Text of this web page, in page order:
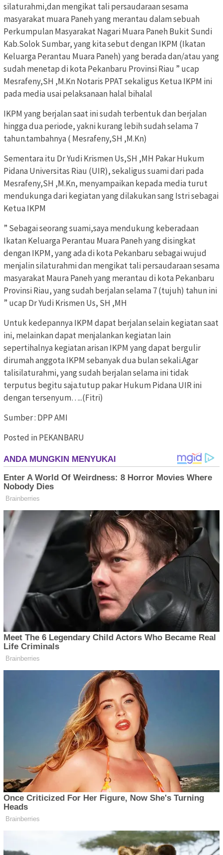
silaturahmi,dan mengikat tali persaudaraan sesama
masyarakat muara Paneh yang merantau dalam sebuah
Perkumpulan Masyarakat Nagari Muara Paneh Bukit Sundi
Kab.Solok Sumbar, yang kita sebut dengan IKPM (Ikatan
Keluarga Perantau Muara Paneh) yang berada dan/atau yang
sudah menetap di kota Pekanbaru Provinsi Riau ” ucap
Mesrafeny,SH ,M.Kn Notaris PPAT sekaligus Ketua IKPM ini
pada media usai pelaksanaan halal bihalal
IKPM yang berjalan saat ini sudah terbentuk dan berjalan
hingga dua periode, yakni kurang lebih sudah selama 7
tahun.tambahnya ( Mesrafeny,SH ,M.Kn)
Sementara itu Dr Yudi Krismen Us,SH ,MH Pakar Hukum
Pidana Universitas Riau (UIR), sekaligus suami dari pada
Mesrafeny,SH ,M.Kn, menyampaikan kepada media turut
mendukunga dari kegiatan yang dilakukan sang Istri sebagai
Ketua IKPM
” Sebagai seorang suami,saya mendukung keberadaan
Ikatan Keluarga Perantau Muara Paneh yang disingkat
dengan IKPM, yang ada di kota Pekanbaru sebagai wujud
menjalin silaturahmi dan mengikat tali persaudaraan sesama
masyarakat Maura Paneh yang merantau di kota Pekanbaru
Provinsi Riau, yang sudah berjalan selama 7 (tujuh) tahun ini
” ucap Dr Yudi Krismen Us, SH ,MH
Untuk kedepannya IKPM dapat berjalan selain kegiatan saat
ini, melainkan dapat menjalankan kegiatan lain
sepertihalnya kegiatan arisan IKPM yang dapat bergulir
dirumah anggota IKPM sebanyak dua bulan sekali.Agar
talisilaturahmi, yang sudah berjalan selama ini tidak
terputus begitu saja.tutup pakar Hukum Pidana UIR ini
dengan tersenyum…..(Fitri)
Sumber : DPP AMI
Posted in PEKANBARU